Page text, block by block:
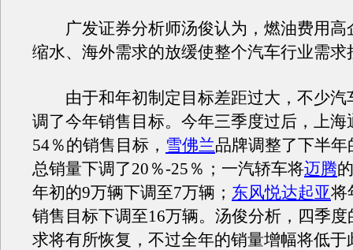
广发证券分析师汤俊认为，燃油费用高
缩水、海外需求的放缓使整个汽车行业需求
由于和年初制定目标差距过大，不少汽
调了今年销售目标。今年三季度过后，上海
54％的销售目标， 雪佛兰品牌调整了下半
总销量下调了20％-25％；一汽轿车将迈腾
年初的9万辆下调至7万辆； 东风悦达起亚将
销售目标下调至16万辆。汤俊分析，四季
求将有所恢复，不过全年的销量增幅将低于